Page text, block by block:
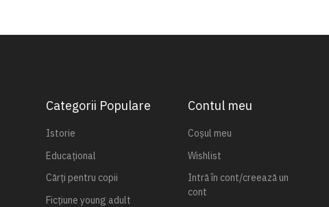
Categorii Populare
Istorie
Educațional
Cărți pentru copii
Ficțiune young adult
Contul meu
Coșul meu
Wishlist
Intră în cont/creează un
cont